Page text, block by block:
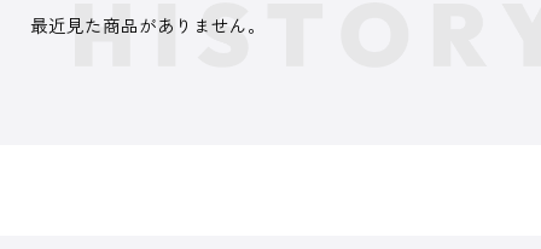
最近見た商品がありません。